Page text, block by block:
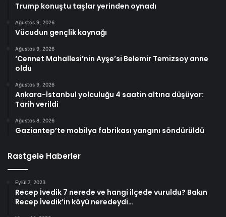
Trump konuştu taşlar yerinden oynadı
Ağustos 9, 2026
Vücudun gençlik kaynağı
Ağustos 9, 2026
‘Cennet Mahallesi’nin Ayşe’si Belemir Temizsoy anne
oldu
Ağustos 9, 2026
Ankara-İstanbul yolculuğu 4 saatin altına düşüyor:
Tarih verildi
Ağustos 8, 2026
Gaziantep’te mobilya fabrikası yangını söndürüldü
Rastgele Haberler
Eylül 7, 2023
Recep İvedik 7 nerede ve hangi ilçede vuruldu? Bakın
Recep İvedik’in köyü neredeydi…